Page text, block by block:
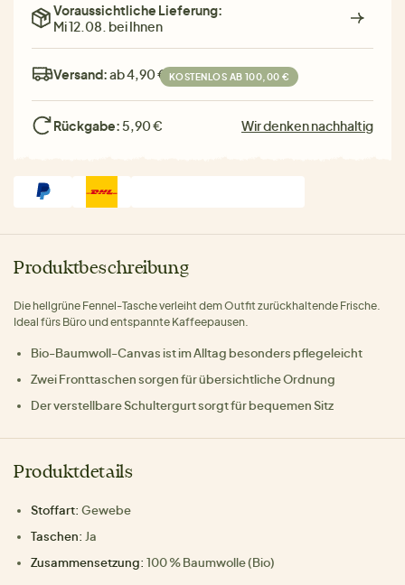
Voraussichtliche Lieferung:
Mi 12.08. bei Ihnen
Versand:ab 4,90 € KOSTENLOS AB 100,00 €
Rückgabe: 5,90 € Wir denken nachhaltig
Produktbeschreibung
Die hellgrüne Fennel-Tasche verleiht dem Outfit zurückhaltende Frische.
Ideal fürs Büro und entspannte Kaffeepausen.
Bio-Baumwoll-Canvas ist im Alltag besonders pflegeleicht
Zwei Fronttaschen sorgen für übersichtliche Ordnung
Der verstellbare Schultergurt sorgt für bequemen Sitz
Produktdetails
Stoffart: Gewebe
Taschen: Ja
Zusammensetzung: 100 % Baumwolle (Bio)